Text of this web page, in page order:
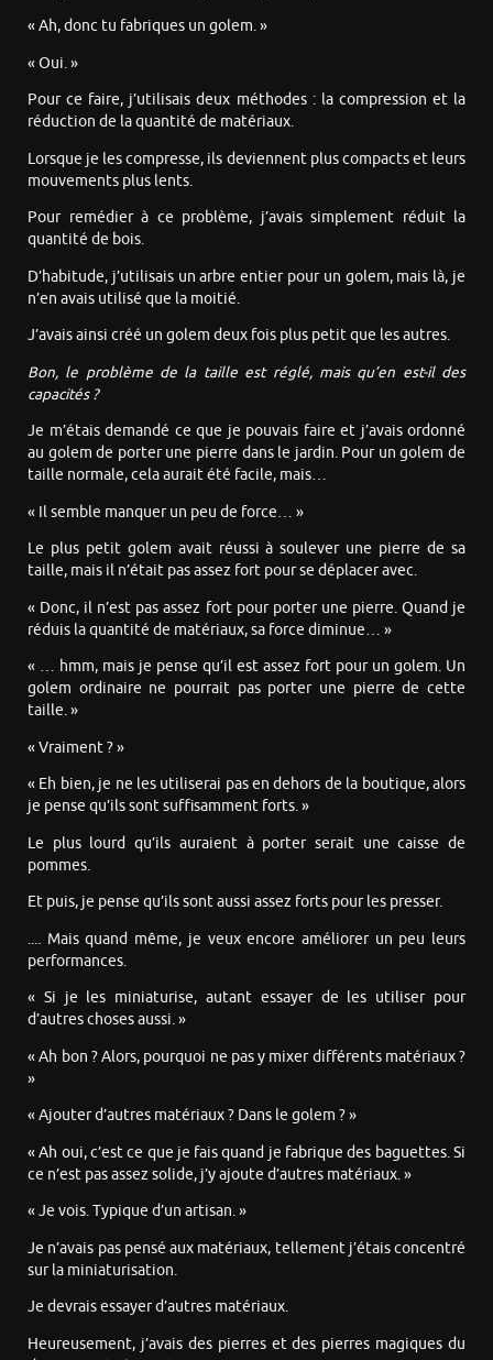
« Ah, donc tu fabriques un golem. »
« Oui. »
Pour ce faire, j’utilisais deux méthodes : la compression et la
réduction de la quantité de matériaux.
Lorsque je les compresse, ils deviennent plus compacts et leurs
mouvements plus lents.
Pour remédier à ce problème, j’avais simplement réduit la
quantité de bois.
D’habitude, j’utilisais un arbre entier pour un golem, mais là, je
n’en avais utilisé que la moitié.
J’avais ainsi créé un golem deux fois plus petit que les autres.
Bon, le problème de la taille est réglé, mais qu’en est-il des
capacités ?
Je m’étais demandé ce que je pouvais faire et j’avais ordonné
au golem de porter une pierre dans le jardin. Pour un golem de
taille normale, cela aurait été facile, mais…
« Il semble manquer un peu de force… »
Le plus petit golem avait réussi à soulever une pierre de sa
taille, mais il n’était pas assez fort pour se déplacer avec.
« Donc, il n’est pas assez fort pour porter une pierre. Quand je
réduis la quantité de matériaux, sa force diminue… »
« … hmm, mais je pense qu’il est assez fort pour un golem. Un
golem ordinaire ne pourrait pas porter une pierre de cette
taille. »
« Vraiment ? »
« Eh bien, je ne les utiliserai pas en dehors de la boutique, alors
je pense qu’ils sont suffisamment forts. »
Le plus lourd qu’ils auraient à porter serait une caisse de
pommes.
Et puis, je pense qu’ils sont aussi assez forts pour les presser.
.... Mais quand même, je veux encore améliorer un peu leurs
performances.
« Si je les miniaturise, autant essayer de les utiliser pour
d’autres choses aussi. »
« Ah bon ? Alors, pourquoi ne pas y mixer différents matériaux ?
»
« Ajouter d’autres matériaux ? Dans le golem ? »
« Ah oui, c’est ce que je fais quand je fabrique des baguettes. Si
ce n’est pas assez solide, j’y ajoute d’autres matériaux. »
« Je vois. Typique d’un artisan. »
Je n’avais pas pensé aux matériaux, tellement j’étais concentré
sur la miniaturisation.
Je devrais essayer d’autres matériaux.
Heureusement, j’avais des pierres et des pierres magiques du